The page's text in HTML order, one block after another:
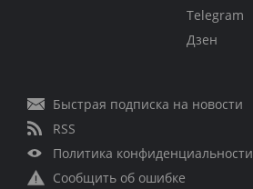
Telegram
Дзен
Быстрая подписка на новости
RSS
Политика конфиденциальности
Сообщить об ошибке